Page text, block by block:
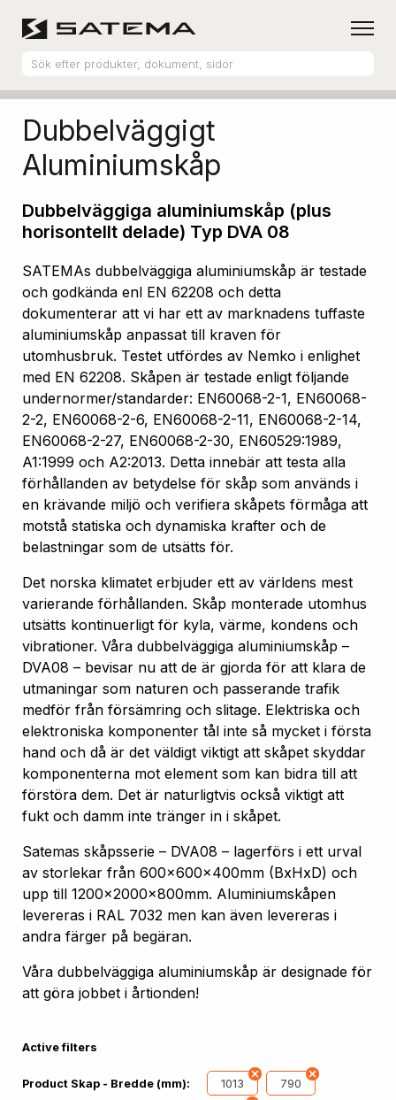
Produktsortiment Aluminiumskåp
Dubbelväggigt
Aluminiumskåp
Dubbelväggiga aluminiumskåp (plus
horisontellt delade) Typ DVA 08
SATEMAs dubbelväggiga aluminiumskåp är testade
och godkända enl EN 62208 och detta
dokumenterar att vi har ett av marknadens tuffaste
aluminiumskåp anpassat till kraven för
utomhusbruk. Testet utfördes av Nemko i enlighet
med EN 62208. Skåpen är testade enligt följande
undernormer/standarder: EN60068-2-1, EN60068-
2-2, EN60068-2-6, EN60068-2-11, EN60068-2-14,
EN60068-2-27, EN60068-2-30, EN60529:1989,
A1:1999 och A2:2013. Detta innebär att testa alla
förhållanden av betydelse för skåp som används i
en krävande miljö och verifiera skåpets förmåga att
motstå statiska och dynamiska krafter och de
belastningar som de utsätts för.
Det norska klimatet erbjuder ett av världens mest
varierande förhållanden. Skåp monterade utomhus
utsätts kontinuerligt för kyla, värme, kondens och
vibrationer. Våra dubbelväggiga aluminiumskåp –
DVA08 – bevisar nu att de är gjorda för att klara de
utmaningar som naturen och passerande trafik
medför från försämring och slitage. Elektriska och
elektroniska komponenter tål inte så mycket i första
hand och då är det väldigt viktigt att skåpet skyddar
komponenterna mot element som kan bidra till att
förstöra dem. Det är naturligtvis också viktigt att
fukt och damm inte tränger in i skåpet.
Satemas skåpsserie – DVA08 – lagerförs i ett urval
av storlekar från 600x600x400mm (BxHxD) och
upp till 1200x2000x800mm. Aluminiumskåpen
levereras i RAL 7032 men kan även levereras i
andra färger på begäran.
Våra dubbelväggiga aluminiumskåp är designade för
att göra jobbet i årtionden!
Active filters
Product Skap - Bredde (mm): 1013 790